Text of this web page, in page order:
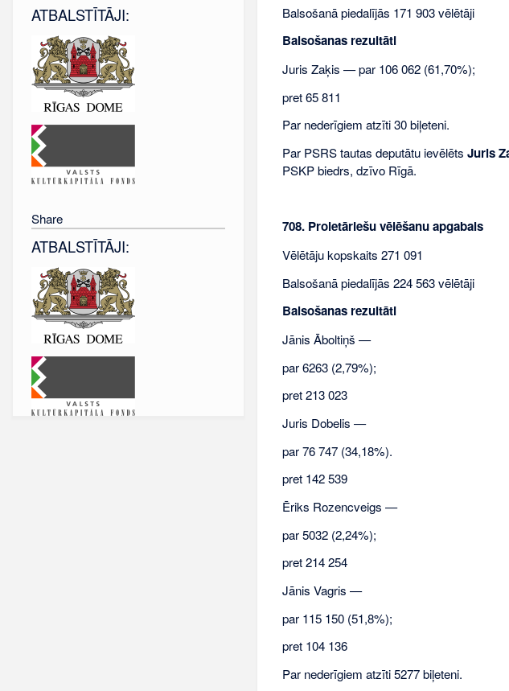
Balsošanā piedalījās 171 903 vēlētāji
Balsošanas rezultāti
Juris Zaķis — par 106 062 (61,70%);
pret 65 811
Par nederīgiem atzīti 30 biļeteni.
Par PSRS tautas deputātu ievēlēts Juris
PSKP biedrs, dzīvo Rīgā.
708. Proletāriešu vēlēšanu apgabals
Vēlētāju kopskaits 271 091
Balsošanā piedalījās 224 563 vēlētāji
Balsošanas rezultāti
Jānis Āboltiņš —
par 6263 (2,79%);
pret 213 023
Juris Dobelis —
par 76 747 (34,18%).
pret 142 539
Ēriks Rozencveigs —
par 5032 (2,24%);
pret 214 254
Jānis Vagris —
par 115 150 (51,8%);
pret 104 136
Par nederīgiem atzīti 5277 biļeteni.
ATBALSTĪTĀJI:
Share
ATBALSTĪTĀJI: